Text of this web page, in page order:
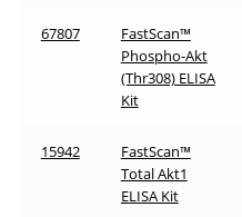
67807
FastScan™
Phospho-Akt
(Thr308) ELISA
Kit
15942
FastScan™
Total Akt1
ELISA Kit